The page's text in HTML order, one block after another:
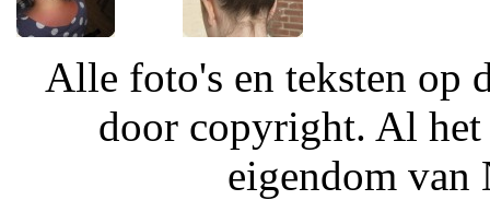
Alle foto's en teksten op
door copyright. Al het
eigendom